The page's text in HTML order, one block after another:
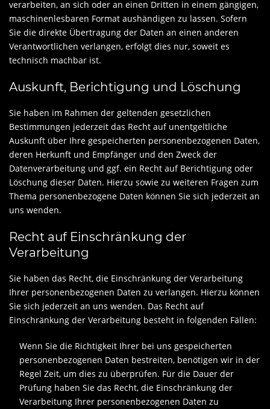
verarbeiten, an sich oder an einen Dritten in einem gängigen,
maschinenlesbaren Format aushändigen zu lassen. Sofern
Sie die direkte Übertragung der Daten an einen anderen
Verantwortlichen verlangen, erfolgt dies nur, soweit es
technisch machbar ist.
Auskunft, Berichtigung und Löschung
Sie haben im Rahmen der geltenden gesetzlichen
Bestimmungen jederzeit das Recht auf unentgeltliche
Auskunft über Ihre gespeicherten personenbezogenen Daten,
deren Herkunft und Empfänger und den Zweck der
Datenverarbeitung und ggf. ein Recht auf Berichtigung oder
Löschung dieser Daten. Hierzu sowie zu weiteren Fragen zum
Thema personenbezogene Daten können Sie sich jederzeit an
uns wenden.
Recht auf Einschränkung der
Verarbeitung
Sie haben das Recht, die Einschränkung der Verarbeitung
Ihrer personenbezogenen Daten zu verlangen. Hierzu können
Sie sich jederzeit an uns wenden. Das Recht auf
Einschränkung der Verarbeitung besteht in folgenden Fällen:
Wenn Sie die Richtigkeit Ihrer bei uns gespeicherten
personenbezogenen Daten bestreiten, benötigen wir in der
Regel Zeit, um dies zu überprüfen. Für die Dauer der
Prüfung haben Sie das Recht, die Einschränkung der
Verarbeitung Ihrer personenbezogenen Daten zu